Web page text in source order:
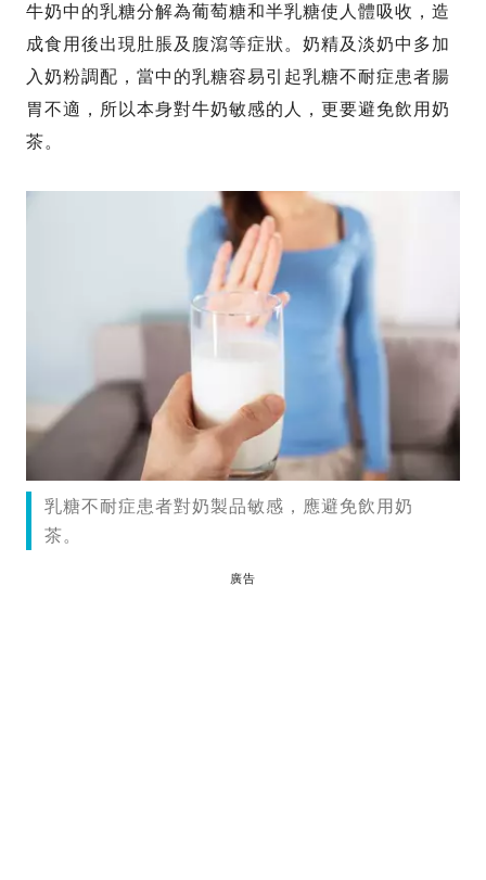
牛奶中的乳糖分解為葡萄糖和半乳糖使人體吸收，造
成食用後出現肚脹及腹瀉等症狀。奶精及淡奶中多加
入奶粉調配，當中的乳糖容易引起乳糖不耐症患者腸
胃不適，所以本身對牛奶敏感的人，更要避免飲用奶
茶。
乳糖不耐症患者對奶製品敏感，應避免飲用奶
茶。
廣告